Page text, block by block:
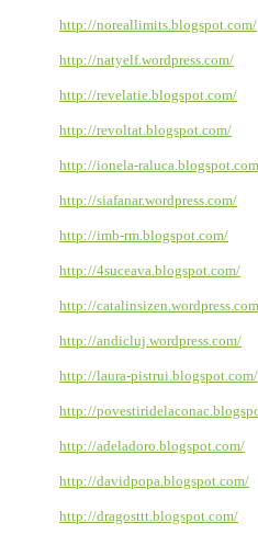
http://noreallimits.blogspot.com/
http://natyelf.wordpress.com/
http://revelatie.blogspot.com/
http://revoltat.blogspot.com/
http://ionela-
http://siafanar.wordpress.com/
http://imb-rm.blogspot.com/
http://4suceava.blogspot.com/
http://
http://andicluj.wordpress.com/
http://laura-pistrui.blogspot.com/
http://
http://adeladoro.blogspot.com/
http://davidpopa.blogspot.com/
http://dragosttt.blogspot.com/